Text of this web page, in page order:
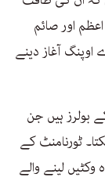
اور صائم
آغاز دینے
بولرز ہیں جن
ٹورنامنٹ کے
لینے والے